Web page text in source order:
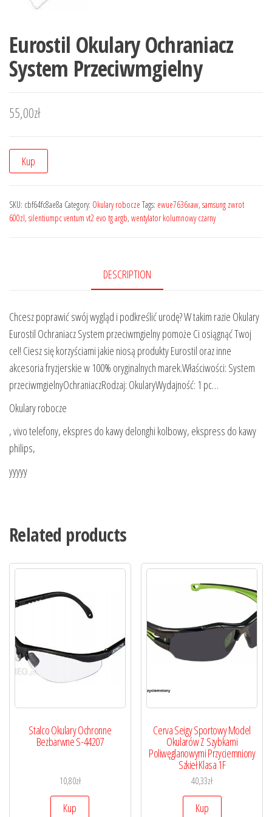
Eurostil Okulary Ochraniacz
System Przeciwmgielny
55,00zł
Kup
SKU: cbf64fc8ae8a Category: Okulary robocze Tags: ewue7636xaw, samsung zwrot
600zl, silentiumpc ventum vt2 evo tg argb, wentylator kolumnowy czarny
DESCRIPTION
Chcesz poprawić swój wygląd i podkreślić urodę? W takim razie Okulary
Eurostil Ochraniacz System przeciwmgielny pomoże Ci osiągnąć Twoj
cel! Ciesz się korzyściami jakie niosą produkty Eurostil oraz inne
akcesoria fryzjerskie w 100% oryginalnych marek.Właściwości: System
przeciwmgielnyOchraniaczRodzaj: OkularyWydajność: 1 pc…
Okulary robocze
, vivo telefony, ekspres do kawy delonghi kolbowy, ekspress do kawy
philips,
yyyyy
Related products
Stalco Okulary Ochronne
Bezbarwne S-44207
10,80zł
Kup
Cerva Seigy Sportowy Model
Okularów Z Szybkami
Poliwęglanowymi Przyciemniony
Szkieł Klasa 1F
40,33zł
Kup